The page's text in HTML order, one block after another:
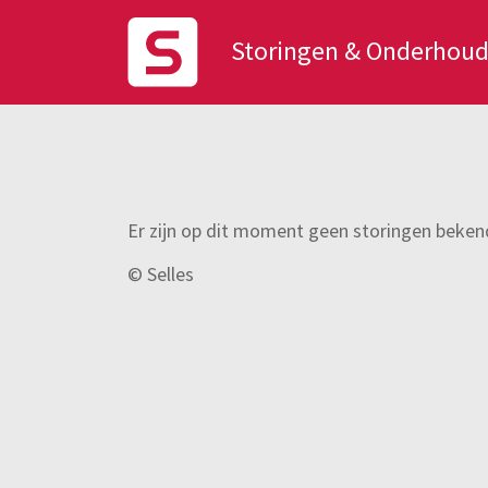
Storingen & Onderhoud
Er zijn op dit moment geen storingen
© Selles